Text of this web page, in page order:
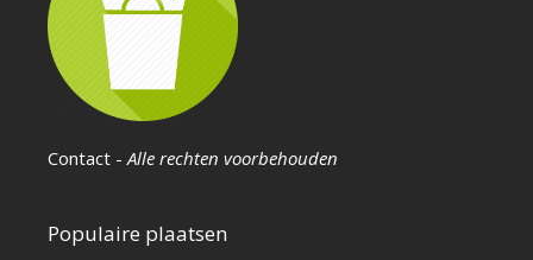
Contact - Alle rechten voorbehouden
Populaire plaatsen